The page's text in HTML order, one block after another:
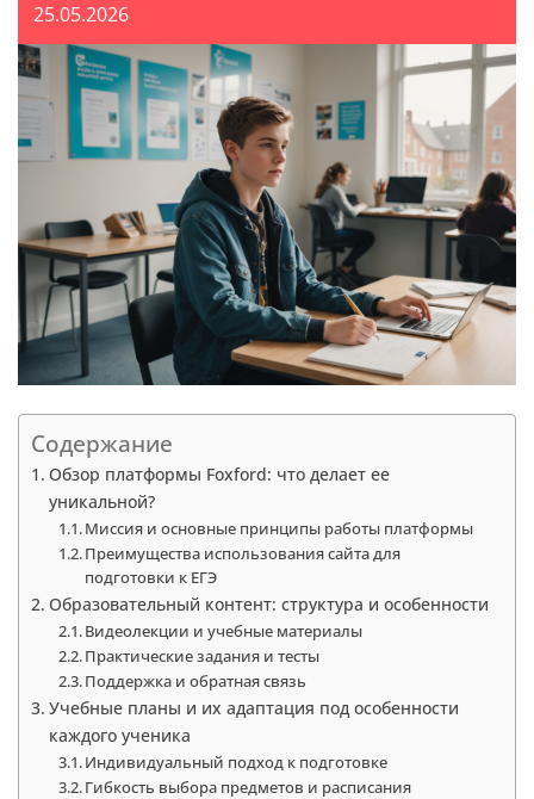
25.05.2026
Содержание
Обзор платформы Foxford: что делает ее
уникальной?
Миссия и основные принципы работы платформы
Преимущества использования сайта для
подготовки к ЕГЭ
Образовательный контент: структура и особенности
Видеолекции и учебные материалы
Практические задания и тесты
Поддержка и обратная связь
Учебные планы и их адаптация под особенности
каждого ученика
Индивидуальный подход к подготовке
Гибкость выбора предметов и расписания